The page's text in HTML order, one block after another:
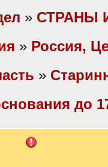
» СТРАНЫ
» Россия,
»
до